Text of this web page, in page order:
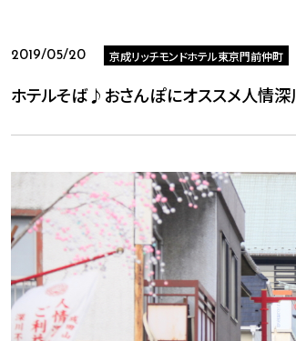
2019/05/20 京成リッチモンドホテル東京門前仲町
ホテルそば♪おさんぽにオススメ人情